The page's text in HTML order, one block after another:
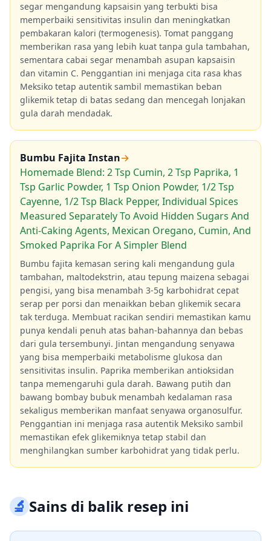
segar mengandung kapsaisin yang terbukti bisa
memperbaiki sensitivitas insulin dan meningkatkan
pembakaran kalori (termogenesis). Tomat panggang
memberikan rasa yang lebih kuat tanpa gula tambahan,
sementara cabai segar menambah asupan kapsaisin
dan vitamin C. Penggantian ini menjaga cita rasa khas
Meksiko tetap autentik sambil memastikan beban
glikemik tetap di batas sedang dan mencegah lonjakan
gula darah mendadak.
Bumbu Fajita Instan→
Homemade Blend: 2 Tsp Cumin, 2 Tsp Paprika, 1
Tsp Garlic Powder, 1 Tsp Onion Powder, 1/2 Tsp
Cayenne, 1/2 Tsp Black Pepper, Individual Spices
Measured Separately To Avoid Hidden Sugars And
Anti-Caking Agents, Mexican Oregano, Cumin, And
Smoked Paprika For A Simpler Blend
Bumbu fajita kemasan sering kali mengandung gula
tambahan, maltodekstrin, atau tepung maizena sebagai
pengisi, yang bisa menambah 3-5g karbohidrat cepat
serap per porsi dan menaikkan beban glikemik secara
tak terduga. Membuat racikan sendiri memastikan kamu
punya kendali penuh atas bahan-bahannya dan bebas
dari gula tersembunyi. Jintan mengandung senyawa
yang bisa memperbaiki metabolisme glukosa dan
sensitivitas insulin. Paprika memberikan antioksidan
tanpa memengaruhi gula darah. Bawang putih dan
bawang bombay bubuk menambah kedalaman rasa
sekaligus memberikan manfaat senyawa organosulfur.
Penggantian ini menjaga rasa autentik Meksiko sambil
memastikan efek glikemiknya tetap stabil dan
menghilangkan sumber karbohidrat yang tidak perlu.
🔬Sains di balik resep ini